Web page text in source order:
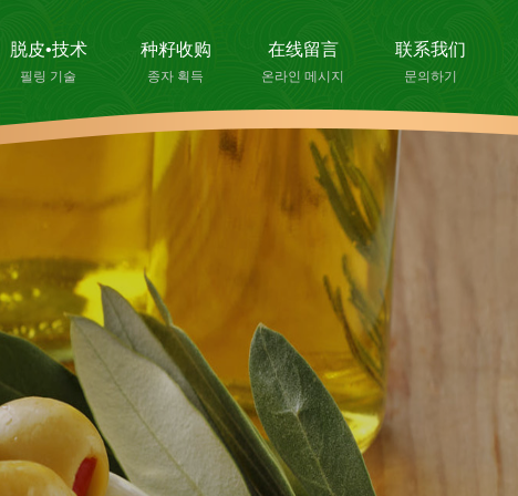
脱皮•技术
필링 기술
种籽收购
종자 획득
在线留言
온라인 메시지
联系我们
문의하기